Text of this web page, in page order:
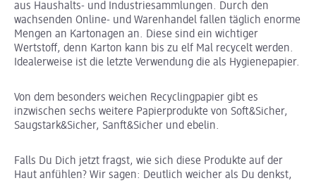
aus Haushalts- und Industriesammlungen. Durch den
wachsenden Online- und Warenhandel fallen täglich enorme
Mengen an Kartonagen an. Diese sind ein wichtiger
Wertstoff, denn Karton kann bis zu elf Mal recycelt werden.
Idealerweise ist die letzte Verwendung die als Hygienepapier.
Von dem besonders weichen Recyclingpapier gibt es
inzwischen sechs weitere Papierprodukte von Soft&Sicher,
Saugstark&Sicher, Sanft&Sicher und ebelin.
Falls Du Dich jetzt fragst, wie sich diese Produkte auf der
Haut anfühlen? Wir sagen: Deutlich weicher als Du denkst,